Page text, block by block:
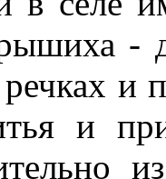
-
и
и